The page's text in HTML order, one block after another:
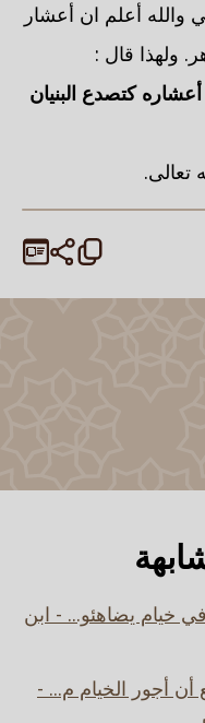
أعلم ان أعشار
ولهذا قال :
كتصدع البنيان
تعالى.
خيام يضاهئو... - ابن
أجور الخيام م... -